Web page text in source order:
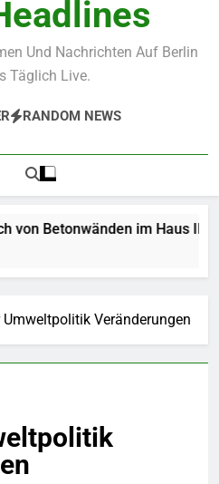
Und Nachrichten Auf Berlin
Täglich Live.
RANDOM NEWS
Betonwänden im Haus Ihre
Umweltpolitik Veränderungen